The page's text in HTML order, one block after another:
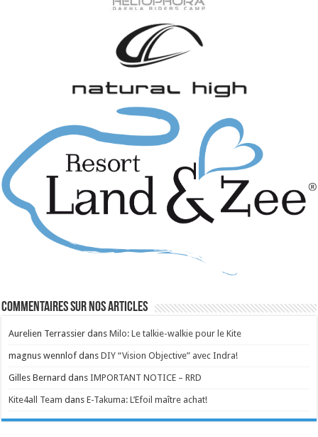
Commentaires sur nos articles
Aurelien Terrassier dansMilo: Le talkie-walkie pour le Kite
magnus wennlof dansDIY “Vision Objective” avec Indra!
Gilles Bernard dansIMPORTANT NOTICE – RRD
Kite4all Team dansE-Takuma: L’Efoil maître achat!